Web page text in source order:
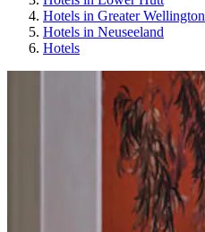
Hotels in Greater Wellington
Hotels in Neuseeland
Hotels